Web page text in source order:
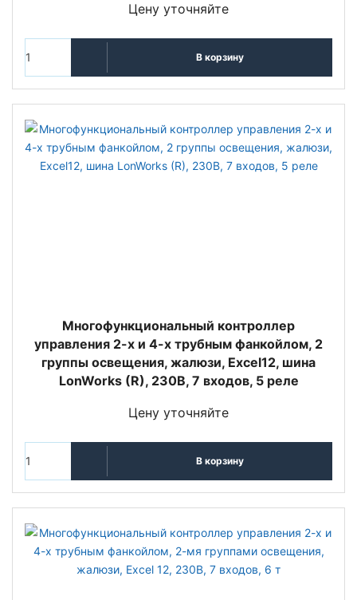
Цену уточняйте
В корзину
Многофункциональный контроллер
управления 2-х и 4-х трубным фанкойлом, 2
группы освещения, жалюзи, Excel12, шина
LonWorks (R), 230В, 7 входов, 5 реле
Цену уточняйте
В корзину